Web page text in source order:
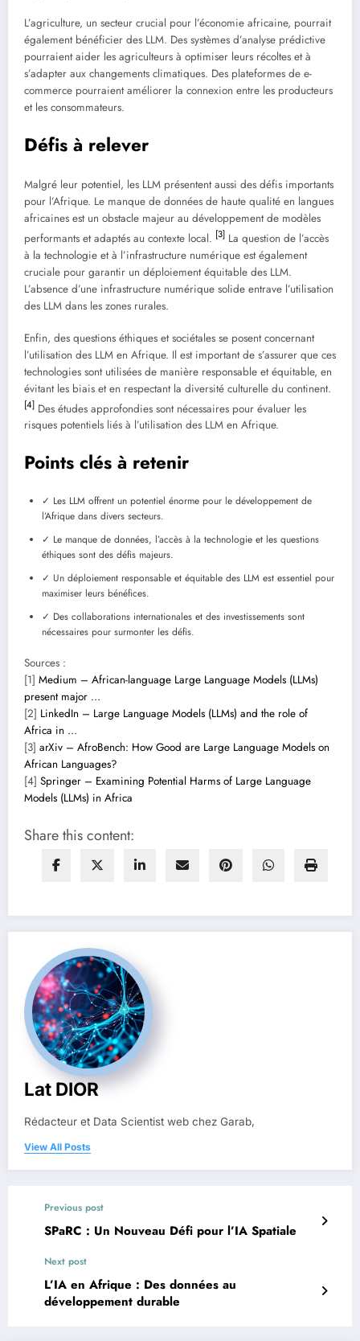
L’agriculture, un secteur crucial pour l’économie africaine, pourrait
également bénéficier des LLM. Des systèmes d’analyse prédictive
pourraient aider les agriculteurs à optimiser leurs récoltes et à
s’adapter aux changements climatiques. Des plateformes de e-
commerce pourraient améliorer la connexion entre les producteurs
et les consommateurs.
Défis à relever
Malgré leur potentiel, les LLM présentent aussi des défis importants
pour l’Afrique. Le manque de données de haute qualité en langues
africaines est un obstacle majeur au développement de modèles
performants et adaptés au contexte local. [3] La question de l’accès
à la technologie et à l’infrastructure numérique est également
cruciale pour garantir un déploiement équitable des LLM.
L’absence d’une infrastructure numérique solide entrave l’utilisation
des LLM dans les zones rurales.
Enfin, des questions éthiques et sociétales se posent concernant
l’utilisation des LLM en Afrique. Il est important de s’assurer que ces
technologies sont utilisées de manière responsable et équitable, en
évitant les biais et en respectant la diversité culturelle du continent.
[4] Des études approfondies sont nécessaires pour évaluer les
risques potentiels liés à l’utilisation des LLM en Afrique.
Points clés à retenir
✓ Les LLM offrent un potentiel énorme pour le développement de
l’Afrique dans divers secteurs.
✓ Le manque de données, l’accès à la technologie et les questions
éthiques sont des défis majeurs.
✓ Un déploiement responsable et équitable des LLM est essentiel pour
maximiser leurs bénéfices.
✓ Des collaborations internationales et des investissements sont
nécessaires pour surmonter les défis.
Sources :
[1] Medium – African-language Large Language Models (LLMs)
present major …
[2] LinkedIn – Large Language Models (LLMs) and the role of
Africa in …
[3] arXiv – AfroBench: How Good are Large Language Models on
African Languages?
[4] Springer – Examining Potential Harms of Large Language
Models (LLMs) in Africa
Share this content:
Lat DIOR
Rédacteur et Data Scientist web chez Garab,
View All Posts
Previous post
SPaRC : Un Nouveau Défi pour l’IA Spatiale
Next post
L’IA en Afrique : Des données au
développement durable